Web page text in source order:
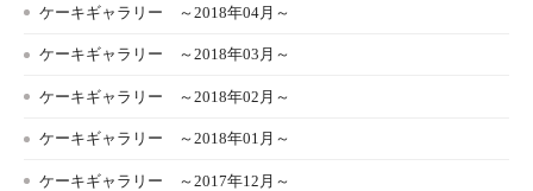
ケーキギャラリー ～2018年04月～
ケーキギャラリー ～2018年03月～
ケーキギャラリー ～2018年02月～
ケーキギャラリー ～2018年01月～
ケーキギャラリー ～2017年12月～